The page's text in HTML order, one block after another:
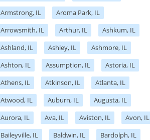
Armstrong, IL
Aroma Park, IL
Arrowsmith, IL
Arthur, IL
Ashkum, IL
Ashland, IL
Ashley, IL
Ashmore, IL
Ashton, IL
Assumption, IL
Astoria, IL
Athens, IL
Atkinson, IL
Atlanta, IL
Atwood, IL
Auburn, IL
Augusta, IL
Aurora, IL
Ava, IL Aviston, IL
Avon, IL
Baileyville, IL
Baldwin, IL
Bardolph, IL